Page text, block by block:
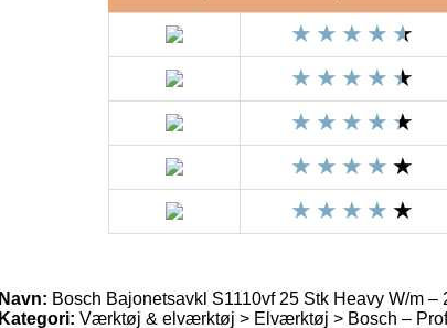
Navn: Bosch Bajonetsavkl S1110vf 25 Stk Heavy W/m –
Kategori: Værktøj & elværktøj > Elværktøj > Bosch –